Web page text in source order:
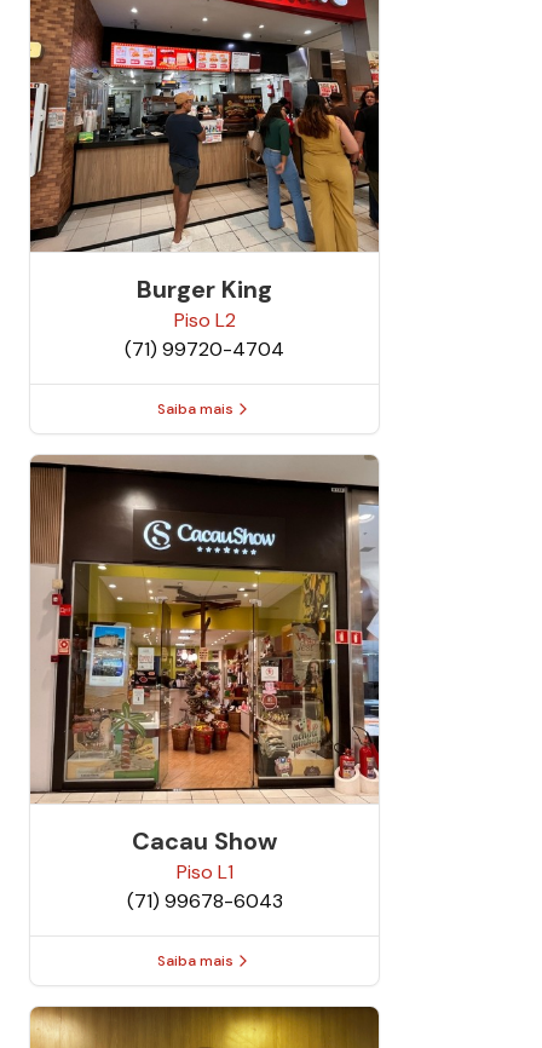
Burger King
Piso L2
(71) 99720-4704
Saiba mais
Cacau Show
Piso L1
(71) 99678-6043
Saiba mais